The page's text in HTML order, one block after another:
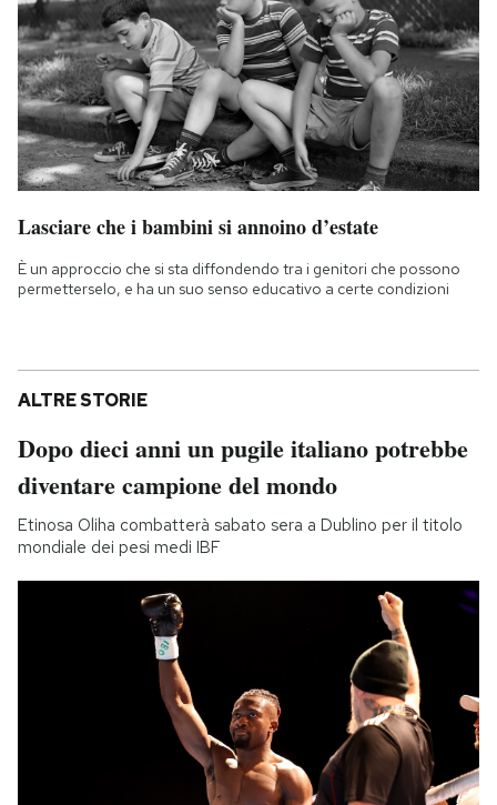
Lasciare che i bambini si annoino d’estate
È un approccio che si sta diffondendo tra i genitori che possono
permetterselo, e ha un suo senso educativo a certe condizioni
ALTRE STORIE
Dopo dieci anni un pugile italiano potrebbe
diventare campione del mondo
Etinosa Oliha combatterà sabato sera a Dublino per il titolo
mondiale dei pesi medi IBF